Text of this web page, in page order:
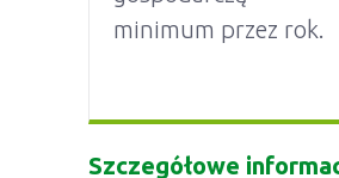
minimum przez rok.
Szczegółowe